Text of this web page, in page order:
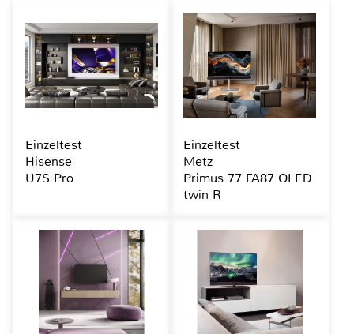
Einzeltest
Hisense
U7S Pro
Einzeltest
Metz
Primus 77 FA87 OLED
twin R